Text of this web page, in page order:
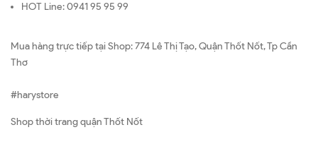
HOT Line: 0941 95 95 99
Mua hàng trực tiếp tại Shop: 774 Lê Thị Tạo, Quận Thốt Nốt, Tp Cần
Thơ
#harystore
Shop thời trang quận Thốt Nốt